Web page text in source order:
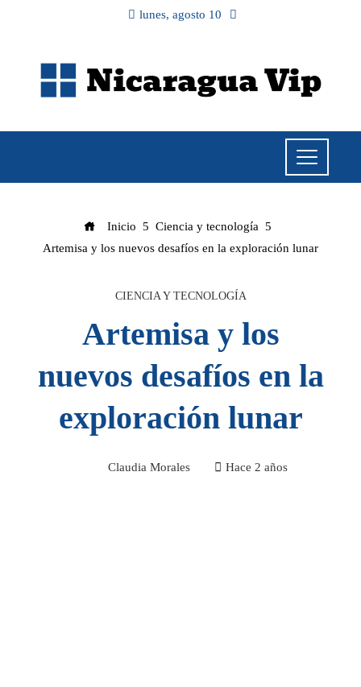
lunes, agosto 10
Inicio
Ciencia y tecnología
Artemisa y los nuevos desafíos en la exploración lunar
CIENCIA Y TECNOLOGÍA
Artemisa y los
nuevos desafíos en la
exploración lunar
Claudia Morales Hace 2 años